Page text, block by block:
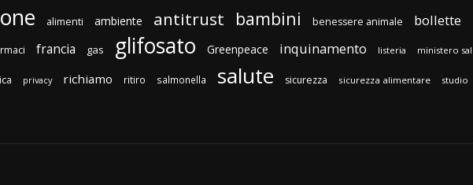
alimenti ambiente antitrust bambini benessere animale bollette
francia gas glifosato Greenpeace inquinamento listeria ministero
privacy richiamo ritiro salmonella salute sicurezza sicurezza alimentare studio